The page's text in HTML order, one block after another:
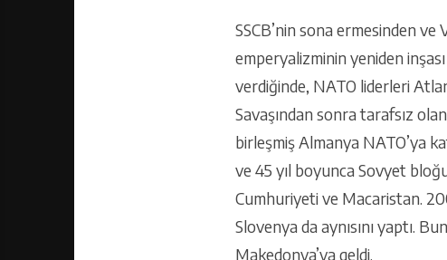
SSCB’nin sona ermesinden ve
emperyalizminin yeniden
verdiğinde, NATO liderleri
Savaşından sonra tarafsız
birleşmiş Almanya NATO’ya
ve 45 yıl boyunca Sovyet
Cumhuriyeti ve Macaristan.
Slovenya da aynısını yaptı.
Makedonya’ya geldi.